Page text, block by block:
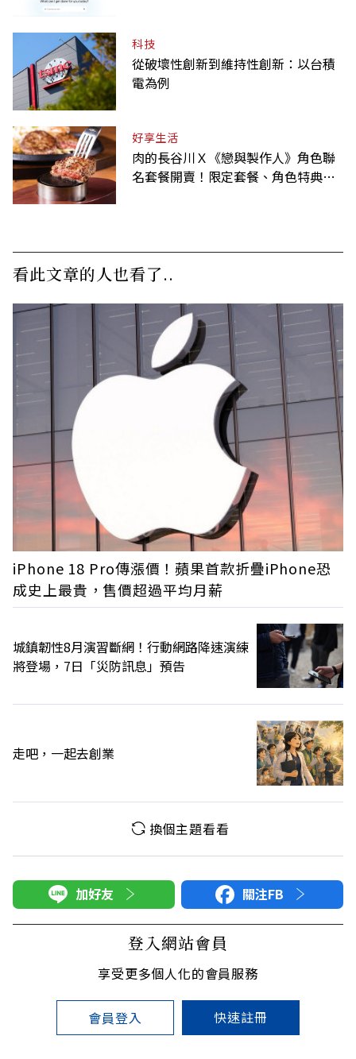
科技
從破壞性創新到維持性創新：以台積
電為例
好享生活
肉的長谷川Ｘ《戀與製作人》角色聯
名套餐開賣！限定套餐、角色特典、
看此文章的人也看了..
iPhone 18 Pro傳漲價！蘋果首款折疊iPhone恐
成史上最貴，售價超過平均月薪
城鎮韌性8月演習斷網！行動網路降速演練
將登場，7日「災防訊息」預告
走吧，一起去創業
換個主題看看
加好友 關注FB
登入網站會員
享受更多個人化的會員服務
會員登入 快速註冊